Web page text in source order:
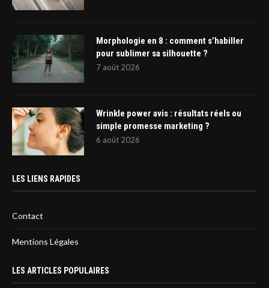
Morphologie en 8 : comment s’habiller
pour sublimer sa silhouette ?
7 août 2026
Wrinkle power avis : résultats réels ou
simple promesse marketing ?
6 août 2026
LES LIENS RAPIDES
Contact
Mentions Légales
LES ARTICLES POPULAIRES